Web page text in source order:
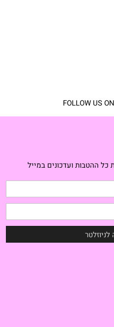
FOLLOW US
ההטבות ועדכונים במייל